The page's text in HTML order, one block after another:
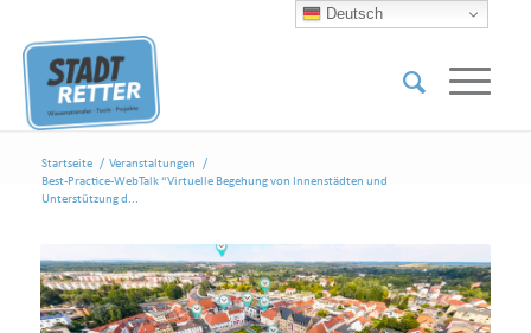
Startseite / Veranstaltungen
/
Best-Practice-WebTalk “Virtuelle Begehung von Innenstädten und
Unterstützung d...
Deutsch